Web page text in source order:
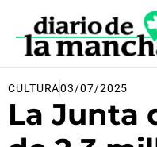
contenido
CULTURA03/07/2025
La Junta